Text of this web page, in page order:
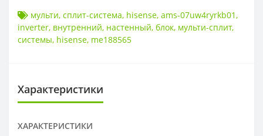
мульти, сплит-система, hisense, ams-07uw4ryrkb01,
inverter, внутренний, настенный, блок, мульти-сплит,
системы, hisense, me188565
Характеристики
ХАРАКТЕРИСТИКИ